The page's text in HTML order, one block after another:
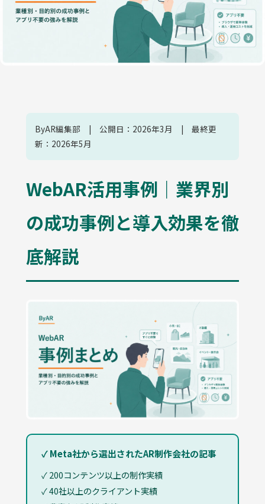
ByAR編集部 | 公開日：2026年3月 | 最終更
新：2026年5月
WebAR活用事例｜業界別
の成功事例と導入効果を徹
底解説
✓ Meta社から選出されたAR制作会社の記事
✓ 200コンテンツ以上の制作実績
✓ 40社以上のクライアント実績